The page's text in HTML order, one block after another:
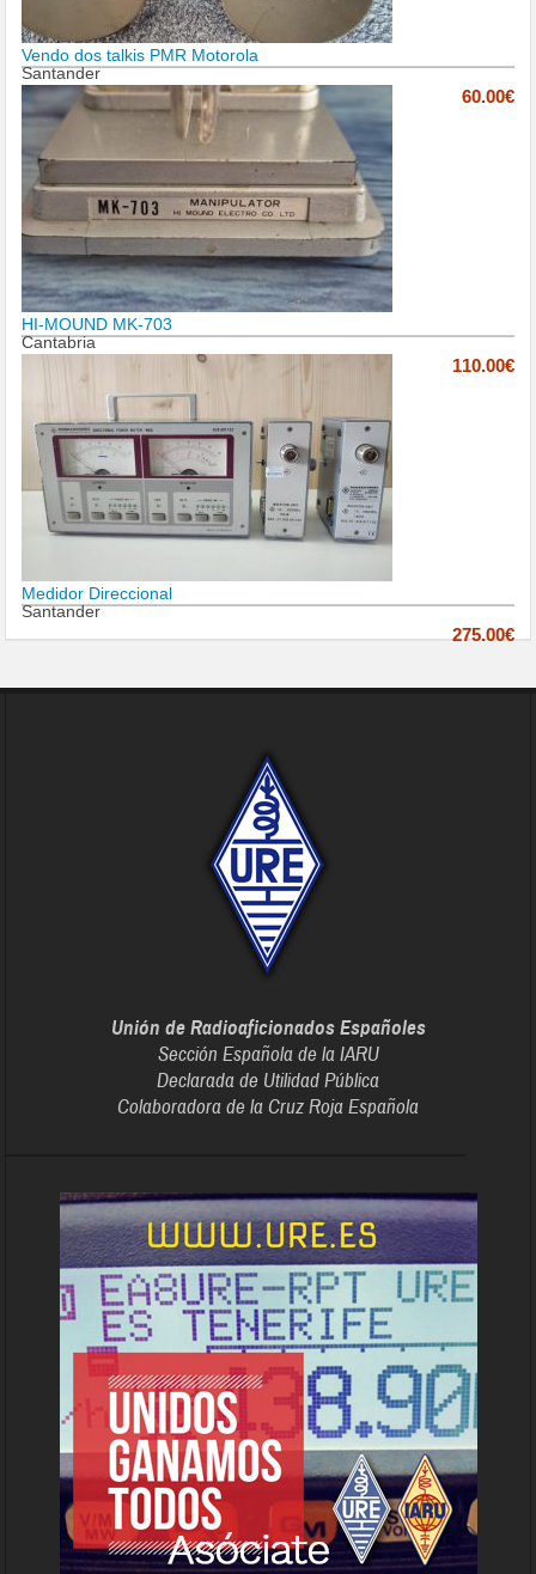
Vendo dos talkis PMR Motorola
Santander
60.00€
HI-MOUND MK-703
Cantabria
110.00€
Medidor Direccional
Santander
275.00€
Unión de Radioaficionados Españoles
Sección Española de la IARU
Declarada de Utilidad Pública
Colaboradora de la Cruz Roja Española